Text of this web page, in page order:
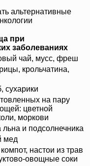
альтернативные
при
заболеваниях
чай, мусс, фреш
крольчатина,
сухарики
на пару
цветной
моркови
и подсолнечника
мед
настои из трав
овощные соки